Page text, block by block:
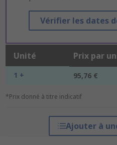
Vérifier les dates
Unité Prix par
1 + 95,76 €
*Prix donné à titre indicatif
Ajouter à